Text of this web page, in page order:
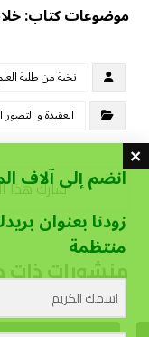
موضوعات كتاب:
نخبة من طلبة
العقيدة و
منشورات ذات
انضم إلى آلاف
زودنا بعنوان
منتظمة